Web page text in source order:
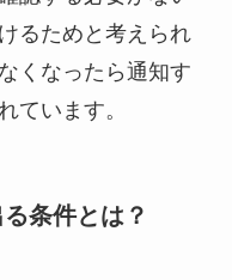
るためと考えられ
くなったら通知す
ています。
条件とは？